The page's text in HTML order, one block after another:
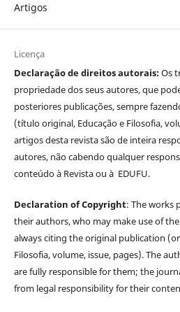
Artigos
Licença
Declaração de direitos autorais:Os
propriedade dos seus autores, que
posteriores publicações, sempre
(título original, Educação e Filosofia,
artigos desta revista são de inteira
autores, não cabendo qualquer
conteúdo à Revista ou à EDUFU.
Declaration of Copyright: The works
their authors, who may make use of
always citing the original publication
Filosofia, volume, issue, pages). The
are fully responsible for them; the
from legal responsibility for their